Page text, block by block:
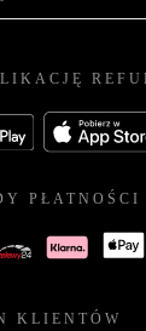
PŁATNOŚCI
KLIENTÓW